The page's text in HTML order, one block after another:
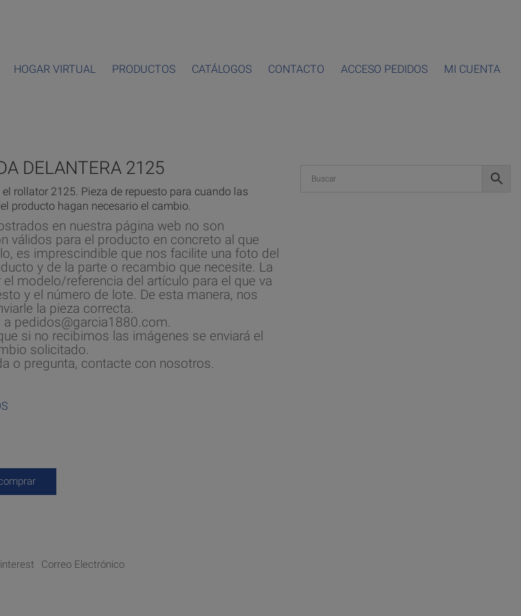
HOGAR VIRTUAL PRODUCTOS CATÁLOGOS CONTACTO ACCESO PEDIDOS MI CUENTA
DELANTERA 2125
rollator 2125. Pieza de repuesto para cuando las
producto hagan necesario el cambio.
en nuestra página web no son
válidos para el producto en concreto al que
es imprescindible que nos facilite una foto del
y de la parte o recambio que necesite. La
modelo/referencia del artículo para el que va
y el número de lote. De esta manera, nos
la pieza correcta.
a pedidos@garcia1880.com.
si no recibimos las imágenes se enviará el
solicitado.
o pregunta, contacte con nosotros.
Correo Electrónico